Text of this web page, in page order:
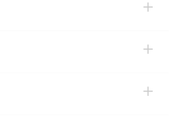
+
+
+